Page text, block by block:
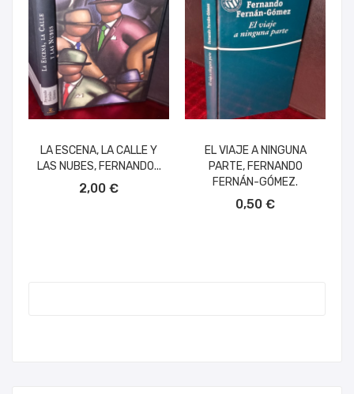
LA ESCENA, LA CALLE Y
LAS NUBES, FERNANDO...
2,00 €
EL VIAJE A NINGUNA
PARTE, FERNANDO
FERNÁN-GÓMEZ.
0,50 €